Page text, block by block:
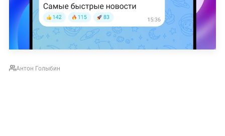
Антон Голыбин